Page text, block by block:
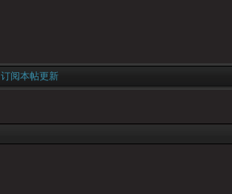
订阅本帖更新